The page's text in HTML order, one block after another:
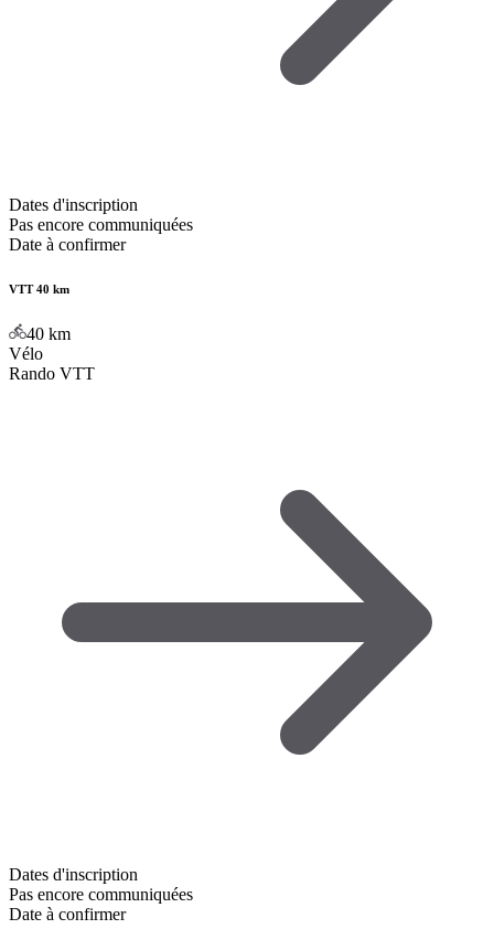
Dates d'inscription
Pas encore communiquées
Date à confirmer
VTT 40 km
40 km
Vélo
Rando VTT
Dates d'inscription
Pas encore communiquées
Date à confirmer